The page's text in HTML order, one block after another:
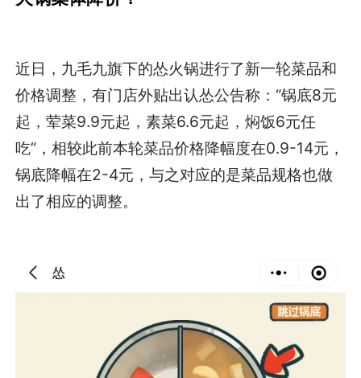
近日，九毛九旗下的怂火锅进行了新一轮菜品和
价格调整，有门店外贴出认怂公告称：“锅底8元
起，荤菜9.9元起，素菜6.6元起，焖饭6元任
吃”，相较此前本轮菜品价格降幅度在0.9-14元，
锅底降幅在2-4元，与之对应的是菜品规格也做
出了相应的调整。